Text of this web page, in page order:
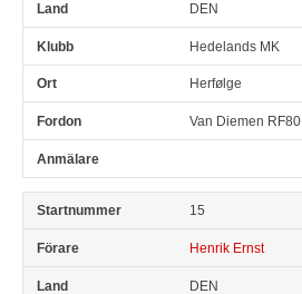
DEN
Hedelands MK
Herfølge
Van Diemen RF80
15
Henrik Ernst
DEN